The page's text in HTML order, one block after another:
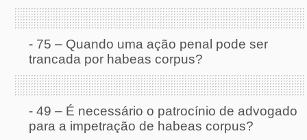
- 75 – Quando uma ação penal pode ser
trancada por habeas corpus?
- 49 – É necessário o patrocínio de advogado
para a impetração de habeas corpus?